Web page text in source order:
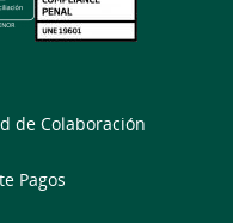
de Colaboración
Pagos